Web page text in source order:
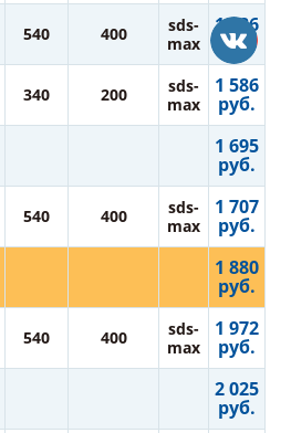
540 400
sds-
max
1 586
руб.
340 200
sds-
max
1 586
руб.
1 695
руб.
540 400
sds-
max
1 707
руб.
1 880
руб.
540 400
sds-
max
1 972
руб.
2 025
руб.